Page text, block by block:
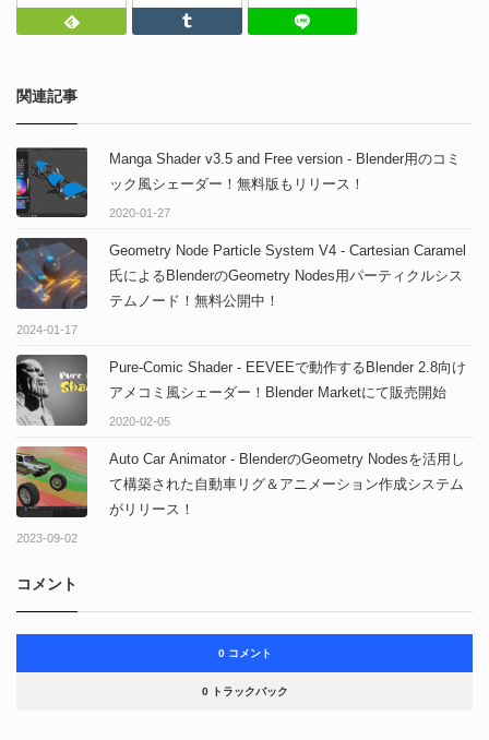
Feedly Tumblr
関連記事
Manga Shader v3.5 and Free version - Blender用のコミ
ック風シェーダー！無料版もリリース！
2020-01-27
Geometry Node Particle System V4 - Cartesian Caramel
氏によるBlenderのGeometry Nodes用パーティクルシス
テムノード！無料公開中！
2024-01-17
Pure-Comic Shader - EEVEEで動作するBlender 2.8向け
アメコミ風シェーダー！Blender Marketにて販売開始
2020-02-05
Auto Car Animator - BlenderのGeometry Nodesを活用し
て構築された自動車リグ＆アニメーション作成システム
がリリース！
2023-09-02
コメント
0 コメント
0 トラックバック